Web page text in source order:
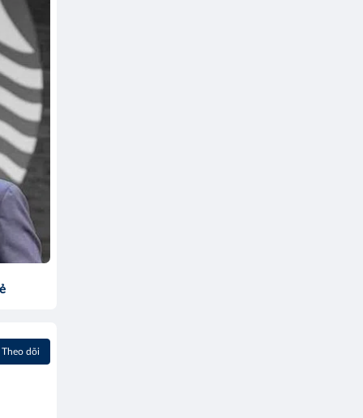
Theo dõi